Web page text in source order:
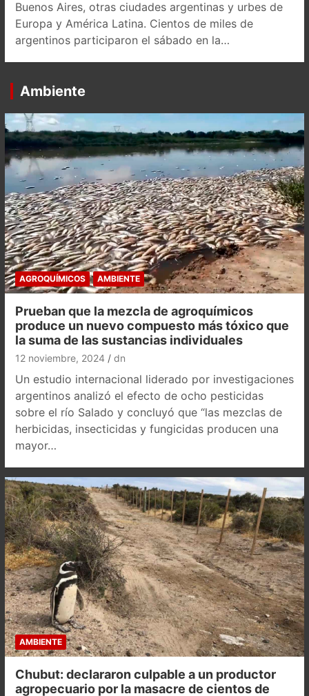
Buenos Aires, otras ciudades argentinas y urbes de
Europa y América Latina. Cientos de miles de
argentinos participaron el sábado en la…
Ambiente
AGROQUÍMICOS AMBIENTE
Prueban que la mezcla de agroquímicos
produce un nuevo compuesto más tóxico que
la suma de las sustancias individuales
12 noviembre, 2024 dn
Un estudio internacional liderado por investigaciones
argentinos analizó el efecto de ocho pesticidas
sobre el río Salado y concluyó que “las mezclas de
herbicidas, insecticidas y fungicidas producen una
mayor…
AMBIENTE
Chubut: declararon culpable a un productor
agropecuario por la masacre de cientos de